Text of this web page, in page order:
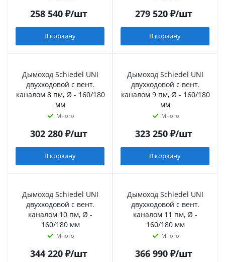
258 540₽/шт
В корзину
279 520₽/шт
В корзину
Дымоход Schiedel UNI
двухходовой с вент.
каналом 8 пм, Ø - 160/180
мм
Много
302 280₽/шт
В корзину
Дымоход Schiedel UNI
двухходовой с вент.
каналом 9 пм, Ø - 160/180
мм
Много
323 250₽/шт
В корзину
Дымоход Schiedel UNI
двухходовой с вент.
каналом 10 пм, Ø -
160/180 мм
Много
344 220₽/шт
Дымоход Schiedel UNI
двухходовой с вент.
каналом 11 пм, Ø -
160/180 мм
Много
366 990₽/шт